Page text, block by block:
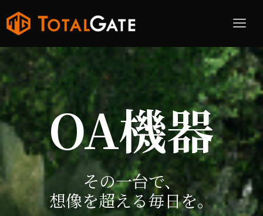
OA機器
その一台で、
想像を超える毎日を。